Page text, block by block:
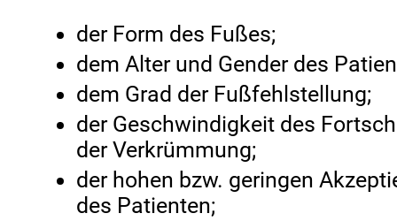
der Form des Fußes;
dem Alter und Gender des
dem Grad der Fußfehlstellung;
der Geschwindigkeit des
der Verkrümmung;
der hohen bzw. geringen
des Patienten;